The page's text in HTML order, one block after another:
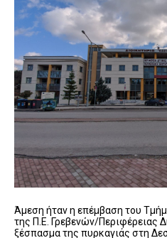
Άμεση ήταν η επέμβαση του
της Π.Ε. Γρεβενών/Περιφέρειας
ξέσπασμα της πυρκαγιάς στη